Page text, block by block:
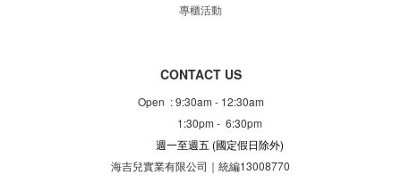
專櫃活動
CONTACT US
Open : 9:30am - 12:30am
1:30pm - 6:30pm
週一至週五 (國定假日除外)
海吉兒實業有限公司｜統編13008770